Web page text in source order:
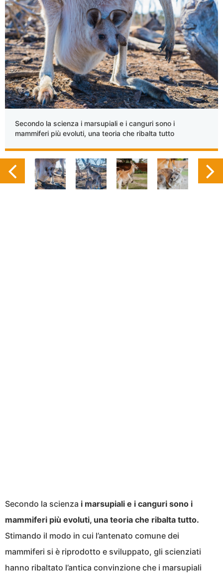
Secondo la scienza i marsupiali e i canguri sono i
mammiferi più evoluti, una teoria che ribalta tutto
Secondo la scienza i marsupiali e i canguri sono i
mammiferi più evoluti, una teoria che ribalta tutto.
Stimando il modo in cui l’antenato comune dei
mammiferi si è riprodotto e sviluppato, gli scienziati
hanno ribaltato l’antica convinzione che i marsupiali